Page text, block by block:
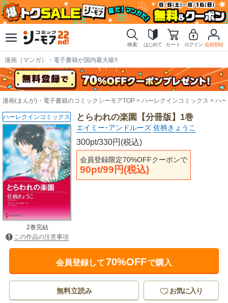
検索 はじめて カート ログイン 会員登録
漫画（マンガ）・電子書籍が国内最大級!!
漫画(まんが)・電子書籍のコミックシーモアTOP ハーレクインコミックス ハ
とらわれの楽園【分冊版】1巻
エイミー･アンドルーズ 佐柄きょうこ
300pt/330円(税込)
会員登録限定70%OFFクーポンで
90pt/99円(税込)
ハーレクインコミックス
2巻完結
この作品の注意事項
会員登録して70%OFFで購入
無料立読み お気に入り